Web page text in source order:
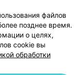
данных
файлов
позднее время.
о целях,
cookie вы
обработки